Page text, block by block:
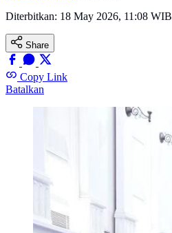
Diterbitkan: 18 May 2026, 11:08 WIB
Share
Copy Link
Batalkan